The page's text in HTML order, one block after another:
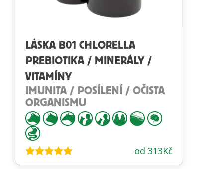
LÁSKA B01 CHLORELLA
PREBIOTIKA / MINERÁLY /
VITAMÍNY
IMUNITA / POSÍLENÍ / OČISTA
ORGANISMU
Hodnocení
od 313Kč